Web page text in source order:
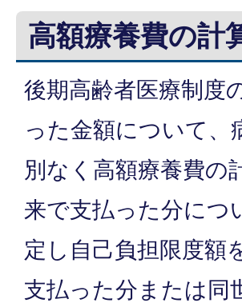
高額療養費の計
後期高齢者医療制度
った金額について、
別なく高額療養費の
来で支払った分につ
定し自己負担限度額
支払った分または同